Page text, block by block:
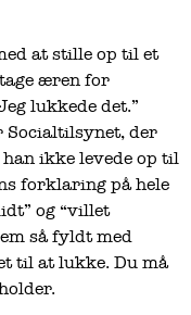
at stille op til et
æren for
lukkede det.”
Socialtilsynet, der
ikke levede op til
forklaring på hele
og “villet
så fyldt med
til at lukke. Du må